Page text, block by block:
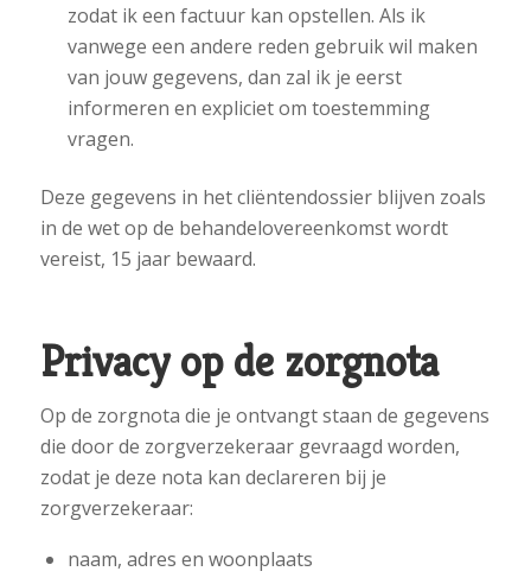
zodat ik een factuur kan opstellen. Als ik
vanwege een andere reden gebruik wil maken
van jouw gegevens, dan zal ik je eerst
informeren en expliciet om toestemming
vragen.
Deze gegevens in het cliëntendossier blijven zoals
in de wet op de behandelovereenkomst wordt
vereist, 15 jaar bewaard.
Privacy op de zorgnota
Op de zorgnota die je ontvangt staan de gegevens
die door de zorgverzekeraar gevraagd worden,
zodat je deze nota kan declareren bij je
zorgverzekeraar:
naam, adres en woonplaats